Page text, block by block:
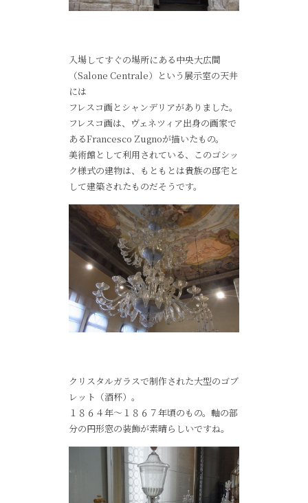
入場してすぐの場所にある中央大広間
（Salone Centrale）という展示室の天井
には
フレスコ画とシャンデリアがありました。
フレスコ画は、ヴェネツィア出身の画家で
あるFrancesco Zugnoが描いたもの。
美術館として利用されている、このゴシッ
ク様式の建物は、もともとは貴族の邸宅と
して建築されたものだそうです。
クリスタルガラスで制作された大型のゴブ
レット（酒杯）。
１８６４年～１８６７年頃のもの。軸の部
分の円形窓の装飾が素晴らしいですね。